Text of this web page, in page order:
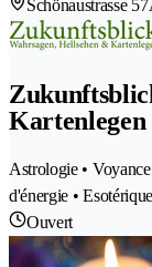
Schönaustrasse
Kartenlegen
Astrologie •
d'énergie •
Ouvert